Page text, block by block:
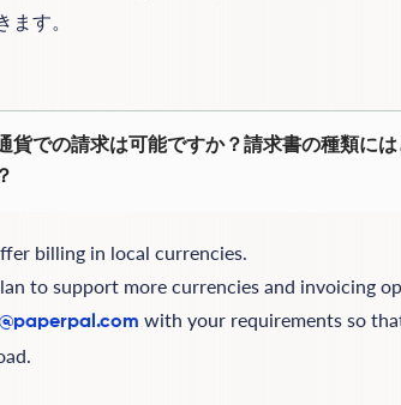
ます。
貨での請求は可能ですか？請求書の種類に
billing in local currencies.
to support more currencies and invoicing
with your requirements so